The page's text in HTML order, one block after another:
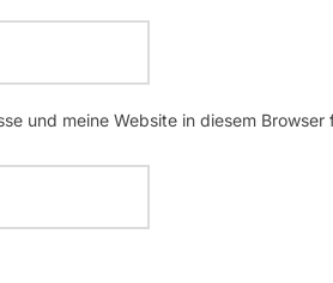
und meine Website in diesem